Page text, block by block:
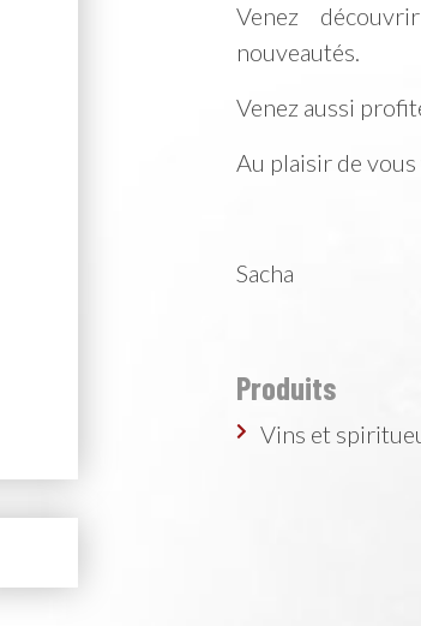
Venez
nouveautés.
Venez aussi
Au plaisir de
Sacha
Produits
Vins et